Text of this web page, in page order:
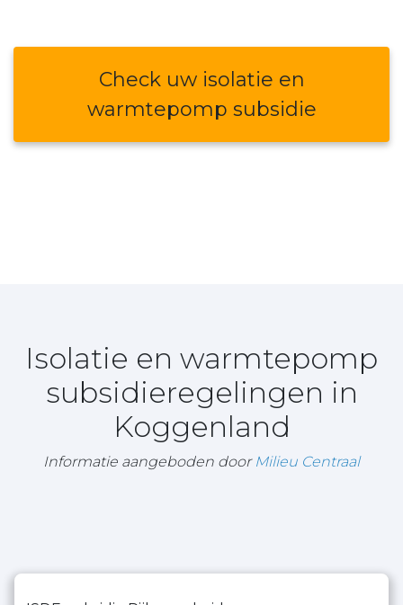
Check uw isolatie en
warmtepomp subsidie
Isolatie en warmtepomp
subsidieregelingen in
Koggenland
Informatie aangeboden door Milieu Centraal